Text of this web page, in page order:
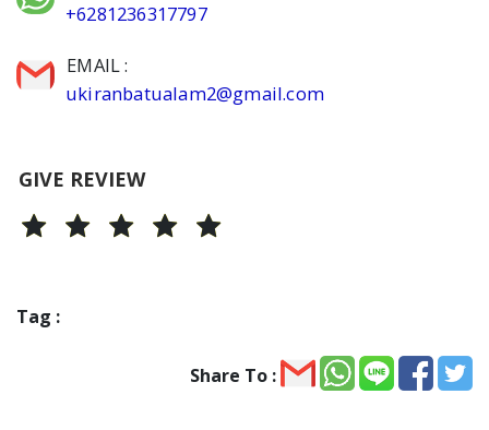
+6281236317797
EMAIL :
ukiranbatualam2@gmail.com
GIVE REVIEW
Tag :
Share To :